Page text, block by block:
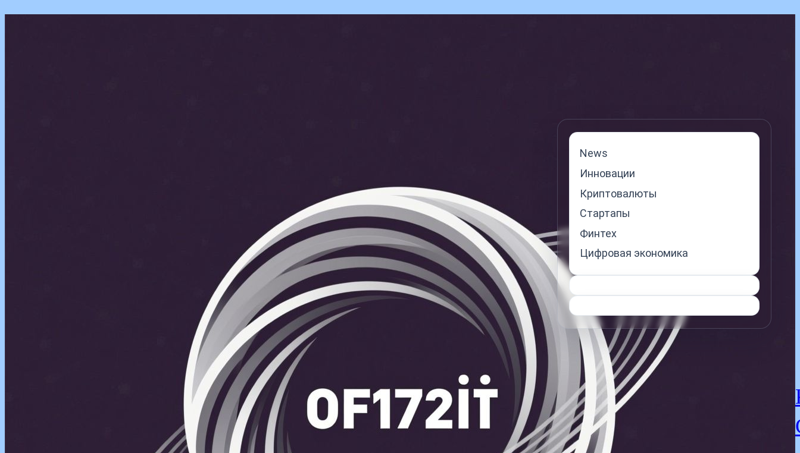
Перейти
News
Инновации
Криптовалюты
Стартапы
Финтех
Цифровая экономика